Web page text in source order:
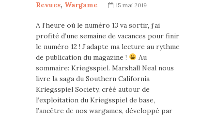
Revues, Wargame 15 mai 2019
A l’heure où le numéro 13 va sortir, j’ai
profité d’une semaine de vacances pour finir
le numéro 12 ! J’adapte ma lecture au rythme
de publication du magazine !
Au
sommaire: Kriegsspiel. Marshall Neal nous
livre la saga du Southern California
Kriegsspiel Society, créé autour de
l’exploitation du Kriegsspiel de base,
l’ancêtre de nos wargames, développé par